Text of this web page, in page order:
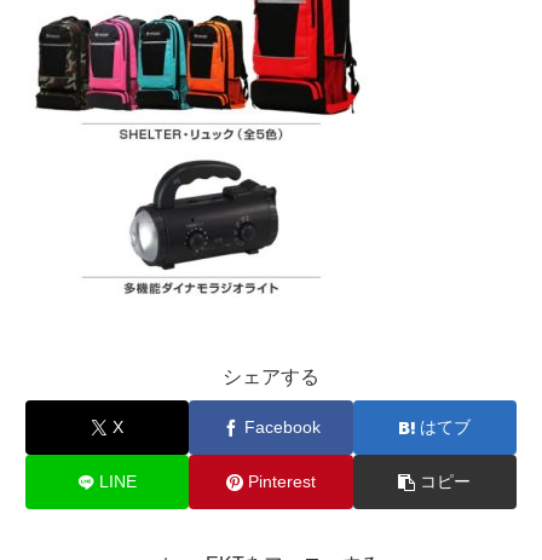
シェアする
X Facebook はてブ
LINE Pinterest コピー